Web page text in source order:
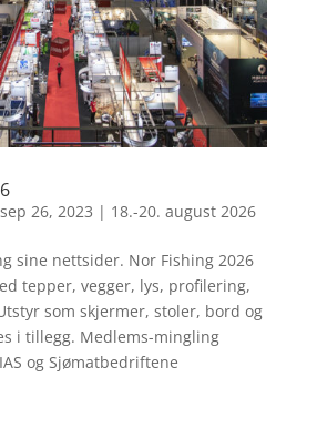
sep 26, 2023 | 18.-20. august 2026
sine nettsider. Nor Fishing 2026
tepper, vegger, lys, profilering,
som skjermer, stoler, bord og
i tillegg. Medlems-mingling
og Sjømatbedriftene